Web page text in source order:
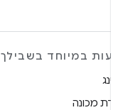
הצעות במיוחד בשבילך
גיימינג
למידת מכונה